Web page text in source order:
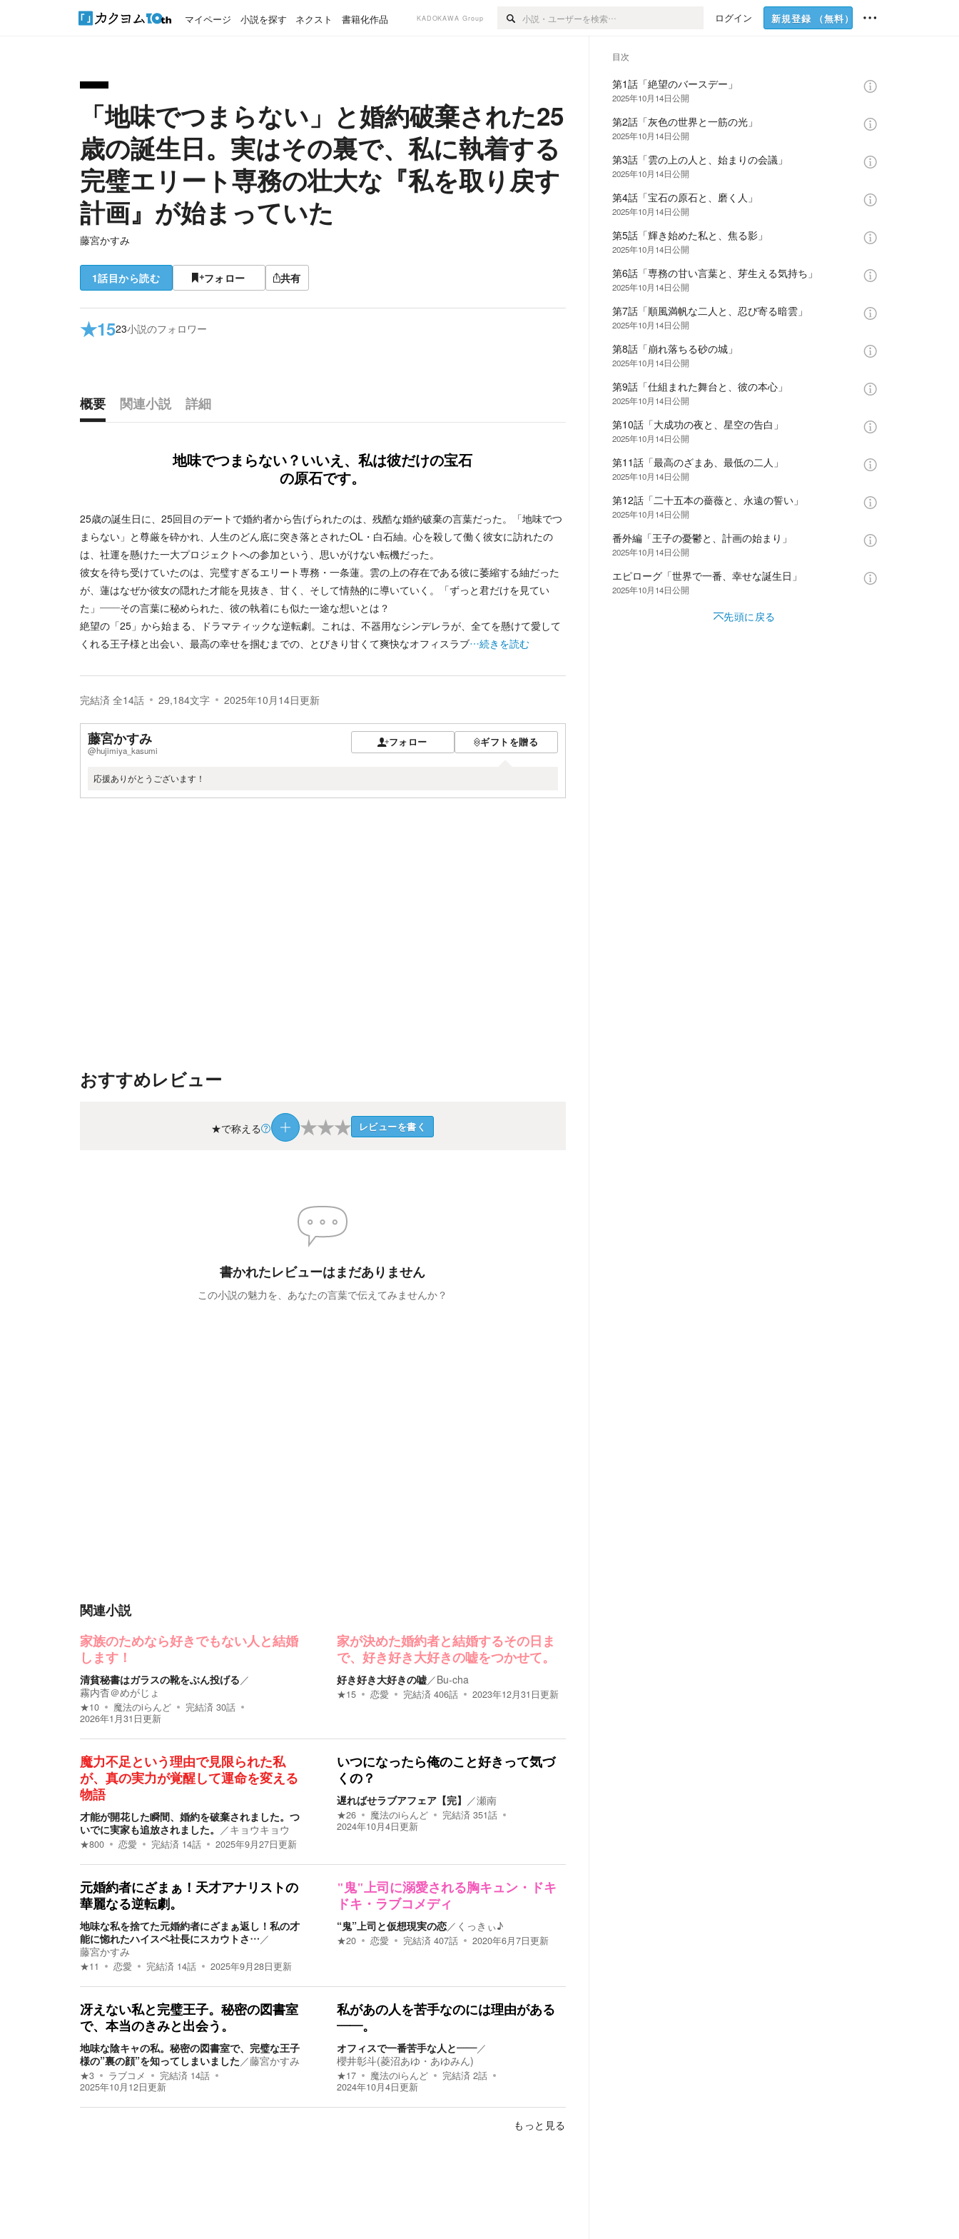
マイページ 小説を探す ネクスト 書籍化作品 KADOKAWA Group ログイン 新規登録 （無料）
「地味でつまらない」と婚約破棄された25
歳の誕生日。実はその裏で、私に執着する
完璧エリート専務の壮大な『私を取り戻す
計画』が始まっていた
藤宮かすみ
1話目から読む フォロー 共有
★1523小説のフォロワー
概要 関連小説
詳細
地味でつまらない？いいえ、私は彼だけの宝石
の原石です。
25歳の誕生日に、25回目のデートで婚約者から告げられたのは、残酷な婚約破棄の言葉だった。「地味でつ
まらない」と尊厳を砕かれ、人生のどん底に突き落とされたOL・白石紬。心を殺して働く彼女に訪れたの
は、社運を懸けた一大プロジェクトへの参加という、思いがけない転機だった。
彼女を待ち受けていたのは、完璧すぎるエリート専務・一条蓮。雲の上の存在である彼に萎縮する紬だった
が、蓮はなぜか彼女の隠れた才能を見抜き、甘く、そして情熱的に導いていく。「ずっと君だけを見てい
た」――その言葉に秘められた、彼の執着にも似た一途な想いとは？
絶望の「25」から始まる、ドラマティックな逆転劇。これは、不器用なシンデレラが、全てを懸けて愛して
くれる王子様と出会い、最高の幸せを掴むまでの、とびきり甘くて爽快なオフィスラブ…続きを読む
完結済 全14話 29,184文字 2025年10月14日更新
藤宮かすみ
@hujimiya_kasumi
フォロー ギフトを贈る
応援ありがとうございます！
おすすめレビュー
★で称える ★★★ レビューを書く
書かれたレビューはまだありません
この小説の魅力を、あなたの言葉で伝えてみませんか？
関連小説
家族のためなら好きでもない人と結婚
します！
清貧秘書はガラスの靴をぶん投げる／
霧内杳＠めがじょ
★10 魔法のiらんど 完結済 30話
2026年1月31日更新
家が決めた婚約者と結婚するその日ま
で、好き好き大好きの嘘をつかせて。
好き好き大好きの嘘／Bu-cha
★15 恋愛 完結済 406話 2023年12月31日更新
魔力不足という理由で見限られた私
が、真の実力が覚醒して運命を変える
物語
才能が開花した瞬間、婚約を破棄されました。つ
いでに実家も追放されました。 ／キョウキョウ
★800 恋愛 完結済 14話 2025年9月27日更新
いつになったら俺のこと好きって気づ
くの？
遅ればせラブアフェア【完】 ／瀬南
★26 魔法のiらんど 完結済 351話
2024年10月4日更新
元婚約者にざまぁ！天才アナリストの
華麗なる逆転劇。
地味な私を捨てた元婚約者にざまぁ返し！私の才
能に惚れたハイスペ社長にスカウトさ…／
藤宮かすみ
★11 恋愛 完結済 14話 2025年9月28日更新
"鬼"上司に溺愛される胸キュン・ドキ
ドキ・ラブコメディ
“鬼”上司と仮想現実の恋／ くっきぃ♪
★20 恋愛 完結済 407話 2020年6月7日更新
冴えない私と完璧王子。秘密の図書室
で、本当のきみと出会う。
地味な陰キャの私。秘密の図書室で、完璧な王子
様の”裏の顔”を知ってしまいました／藤宮かすみ
★3 ラブコメ 完結済 14話
2025年10月12日更新
私があの人を苦手なのには理由がある
――。
オフィスで一番苦手な人と――／
櫻井彰斗(菱沼あゆ・あゆみん)
★17 魔法のiらんど 完結済 2話
2024年10月4日更新
もっと見る
目次
第1話「絶望のバースデー」
2025年10月14日公開
第2話「灰色の世界と一筋の光」
2025年10月14日公開
第3話「雲の上の人と、始まりの会議」
2025年10月14日公開
第4話「宝石の原石と、磨く人」
2025年10月14日公開
第5話「輝き始めた私と、焦る影」
2025年10月14日公開
第6話「専務の甘い言葉と、芽生える気持ち」
2025年10月14日公開
第7話「順風満帆な二人と、忍び寄る暗雲」
2025年10月14日公開
第8話「崩れ落ちる砂の城」
2025年10月14日公開
第9話「仕組まれた舞台と、彼の本心」
2025年10月14日公開
第10話「大成功の夜と、星空の告白」
2025年10月14日公開
第11話「最高のざまあ、最低の二人」
2025年10月14日公開
第12話「二十五本の薔薇と、永遠の誓い」
2025年10月14日公開
番外編「王子の憂鬱と、計画の始まり」
2025年10月14日公開
エピローグ「世界で一番、幸せな誕生日」
2025年10月14日公開
先頭に戻る